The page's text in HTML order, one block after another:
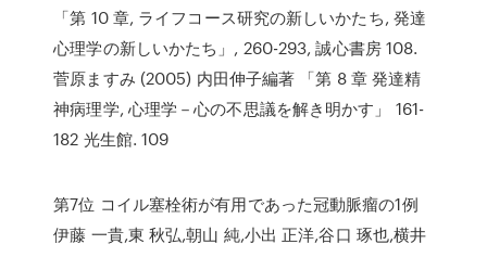
「第 10 章, ライフコース研究の新しいかたち, 発達
心理学の新しいかたち」, 260-293, 誠心書房 108.
菅原ますみ (2005) 内田伸子編著 「第 8 章 発達精
神病理学, 心理学－心の不思議を解き明かす」 161-
182 光生館. 109
第7位 コイル塞栓術が有用であった冠動脈瘤の1例
伊藤 一貴,東 秋弘,朝山 純,小出 正洋,谷口 琢也,横井